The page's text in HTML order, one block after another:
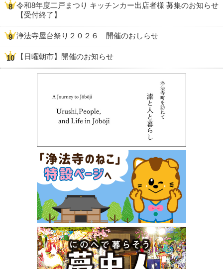
令和8年度二戸まつり キッチンカー出店者様 募集のお知らせ
【受付終了】
浄法寺屋台祭り２０２６ 開催のおしらせ
【日曜朝市】開催のお知らせ